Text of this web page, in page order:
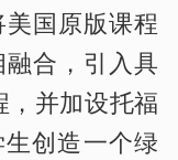
国原版课程
合，引入具
，并加设托福
创造一个绿